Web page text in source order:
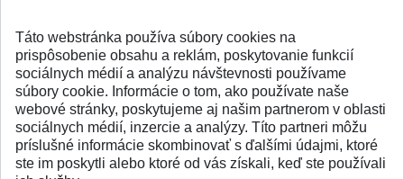
SPÄŤ NA VRCH
Táto webstránka používa súbory cookies na
prispôsobenie obsahu a reklám, poskytovanie funkcií
sociálnych médií a analýzu návštevnosti používame
súbory cookie. Informácie o tom, ako používate naše
webové stránky, poskytujeme aj našim partnerom v oblasti
sociálnych médií, inzercie a analýzy. Títo partneri môžu
príslušné informácie skombinovať s ďalšími údajmi, ktoré
ste im poskytli alebo ktoré od vás získali, keď ste používali